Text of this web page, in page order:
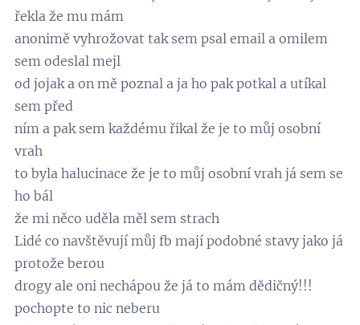
řekla že mu mám
anonimě vyhrožovat tak sem psal email a omilem
sem odeslal mejl
od jojak a on mě poznal a ja ho pak potkal a utíkal
sem před
ním a pak sem každému řikal že je to můj osobní
vrah
to byla halucinace že je to můj osobní vrah já sem se
ho bál
že mi něco uděla měl sem strach
Lidé co navštěvují můj fb mají podobné stavy jako já
protože berou
drogy ale oni nechápou že já to mám dědičný!!!
pochopte to nic neberu